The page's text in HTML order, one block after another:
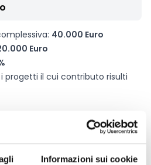
Informazioni sui cookie
40.000 Euro
Euro
progetti il cui contributo risulti
e documenti